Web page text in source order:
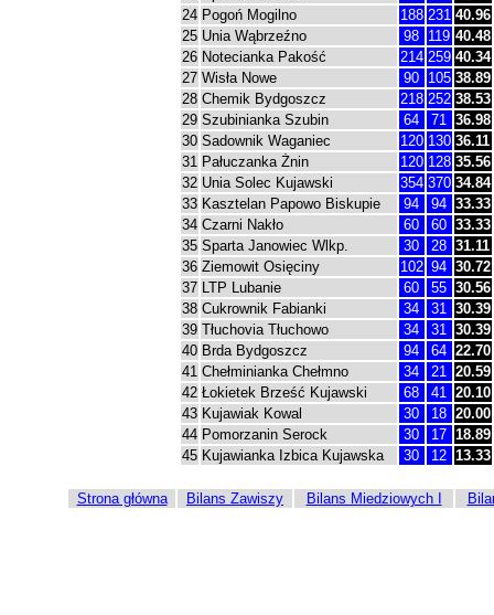
24 Pogoń Mogilno 188 231 40.96
25 Unia Wąbrzeźno 98 119 40.48
26 Notecianka Pakość 214 259 40.34
27 Wisła Nowe 90 105 38.89
28 Chemik Bydgoszcz 218 252 38.53
29 Szubinianka Szubin 64 71 36.98
30 Sadownik Waganiec 120 130 36.11
31 Pałuczanka Żnin 120 128 35.56
32 Unia Solec Kujawski 354 370 34.84
33 Kasztelan Papowo Biskupie 94 94 33.33
34 Czarni Nakło 60 60 33.33
35 Sparta Janowiec Wlkp. 30 28 31.11
36 Ziemowit Osięciny 102 94 30.72
37 LTP Lubanie 60 55 30.56
38 Cukrownik Fabianki 34 31 30.39
39 Tłuchovia Tłuchowo 34 31 30.39
40 Brda Bydgoszcz 94 64 22.70
41 Chełminianka Chełmno 34 21 20.59
42 Łokietek Brześć Kujawski 68 41 20.10
43 Kujawiak Kowal 30 18 20.00
44 Pomorzanin Serock 30 17 18.89
45 Kujawianka Izbica Kujawska 30 12 13.33
Strona główna Bilans Zawiszy Bilans Miedziowych I